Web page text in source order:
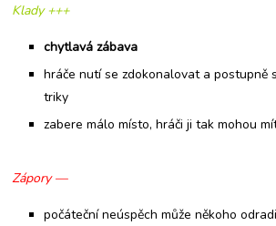
Klady +++
chytlavá zábava
hráče nutí se zdokonalovat a postupně
triky
zabere málo místo, hráči ji tak mohou
Zápory —
počáteční neúspěch může někoho